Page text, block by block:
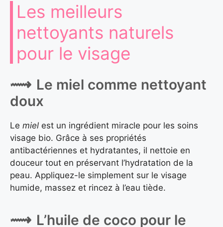
Les meilleurs
nettoyants naturels
pour le visage
Le miel comme nettoyant
doux
Le miel est un ingrédient miracle pour les soins
visage bio. Grâce à ses propriétés
antibactériennes et hydratantes, il nettoie en
douceur tout en préservant l’hydratation de la
peau. Appliquez-le simplement sur le visage
humide, massez et rincez à l’eau tiède.
L’huile de coco pour le